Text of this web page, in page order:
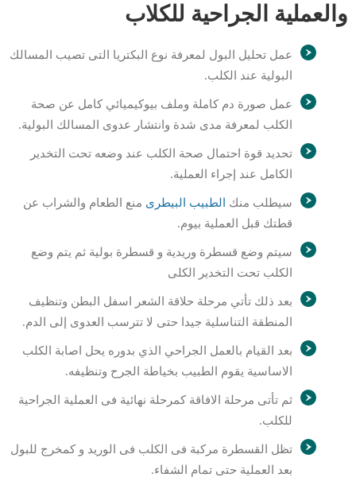
والعملية الجراحية للكلاب
عمل تحليل البول لمعرفة نوع البكتريا التى تصيب المسالك
البولية عند الكلب.
عمل صورة دم كاملة وملف بيوكيميائي كامل عن صحة
الكلب لمعرفة مدى شدة وانتشار عدوى المسالك البولية.
تحديد قوة احتمال صحة الكلب عند وضعه تحت التخدير
الكامل عند إجراء العملية.
سيطلب منك الطبيب البيطرى منع الطعام والشراب عن
قطتك قبل العملية بيوم.
سيتم وضع قسطرة وريدية و قسطرة بولية ثم يتم وضع
الكلب تحت التخدير الكلى
بعد ذلك تأتي مرحلة حلاقة الشعر اسفل البطن وتنظيف
المنطقة التناسلية جيدا حتى لا تترسب العدوى إلى الدم.
بعد القيام بالعمل الجراحي الذي بدوره يحل اصابة الكلب
الاساسية يقوم الطبيب بخياطة الجرح وتنظيفه.
ثم تأتى مرحلة الافاقة كمرحلة نهائية فى العملية الجراحية
للكلب.
تظل القسطرة مركبة فى الكلب فى الوريد و كمخرج للبول
بعد العملية حتى تمام الشفاء.